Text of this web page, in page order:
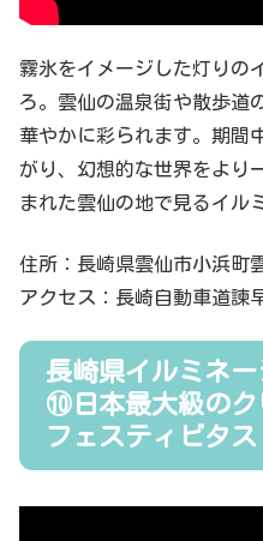
霧氷をイメージした灯りの
ろ。雲仙の温泉街や散歩道
華やかに彩られます。期間
がり、幻想的な世界をより
まれた雲仙の地で見るイル
住所：長崎県雲仙市小浜町
アクセス：長崎自動車道諫
長崎県イルミネ
⑩日本最大級のク
フェスティビタ